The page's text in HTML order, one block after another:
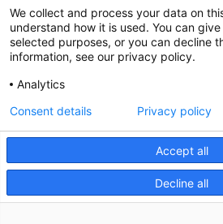
@CGTCatalunya
cgtcatalunya
Desenvolupat
We collect and process your data on
understand how it is used. You can
selected purposes, or you can decline
information, see our privacy policy.
Analytics
Accept all
Decline all
Consent details Privacy policy